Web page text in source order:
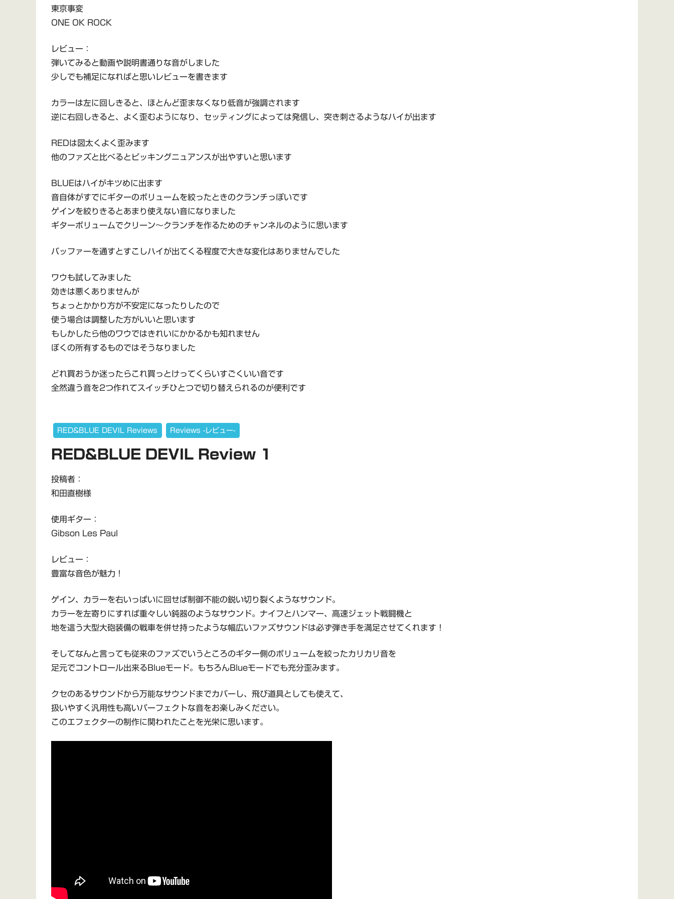
東京事変
ONE OK ROCK
レビュー：
弾いてみると動画や説明書通りな音がしました
少しでも補足になればと思いレビューを書きます
カラーは左に回しきると、ほとんど歪まなくなり低音が強調されます
逆に右回しきると、よく歪むようになり、セッティングによっては発信し、突き刺さるようなハイが出ます
REDは図太くよく歪みます
他のファズと比べるとピッキングニュアンスが出やすいと思います
BLUEはハイがキツめに出ます
音自体がすでにギターのボリュームを絞ったときのクランチっぽいです
ゲインを絞りきるとあまり使えない音になりました
ギターボリュームでクリーン～クランチを作るためのチャンネルのように思います
バッファーを通すとすこしハイが出てくる程度で大きな変化はありませんでした
ワウも試してみました
効きは悪くありませんが
ちょっとかかり方が不安定になったりしたので
使う場合は調整した方がいいと思います
もしかしたら他のワウではきれいにかかるかも知れません
ぼくの所有するものではそうなりました
どれ買おうか迷ったらこれ買っとけってくらいすごくいい音です
全然違う音を2つ作れてスイッチひとつで切り替えられるのが便利です
RED&BLUE DEVIL Reviews Reviews -レビュー-
RED&BLUE DEVIL Review 1
投稿者：
和田直樹様
使用ギター：
Gibson Les Paul
レビュー：
豊富な音色が魅力！
ゲイン、カラーを右いっぱいに回せば制御不能の鋭い切り裂くようなサウンド。
カラーを左寄りにすれば重々しい鈍器のようなサウンド。ナイフとハンマー、高速ジェット戦闘機と
地を這う大型大砲装備の戦車を併せ持ったような幅広いファズサウンドは必ず弾き手を満足させてくれます！
そしてなんと言っても従来のファズでいうところのギター側のボリュームを絞ったカリカリ音を
足元でコントロール出来るBlueモード。もちろんBlueモードでも充分歪みます。
クセのあるサウンドから万能なサウンドまでカバーし、飛び道具としても使えて、
扱いやすく汎用性も高いパーフェクトな音をお楽しみください。
このエフェクターの制作に関われたことを光栄に思います。